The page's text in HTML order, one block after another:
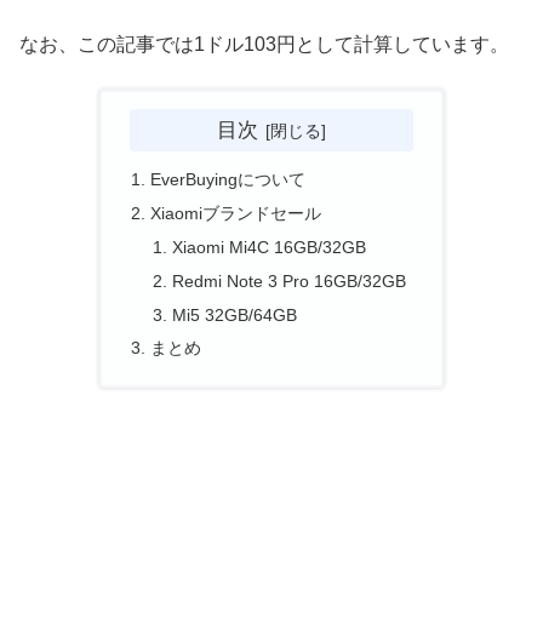
なお、この記事では1ドル103円として計算しています。
目次
EverBuyingについて
Xiaomiブランドセール
Xiaomi Mi4C 16GB/32GB
Redmi Note 3 Pro 16GB/32GB
Mi5 32GB/64GB
まとめ